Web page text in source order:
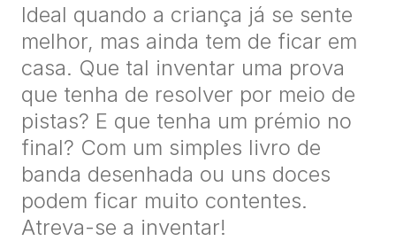
Ideal quando a criança já se sente
melhor, mas ainda tem de ficar em
casa. Que tal inventar uma prova
que tenha de resolver por meio de
pistas? E que tenha um prémio no
final? Com um simples livro de
banda desenhada ou uns doces
podem ficar muito contentes.
Atreva-se a inventar!